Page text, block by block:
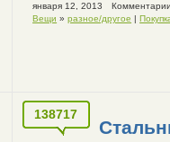
января 12, 2013
Вещи »разное/другое
138717